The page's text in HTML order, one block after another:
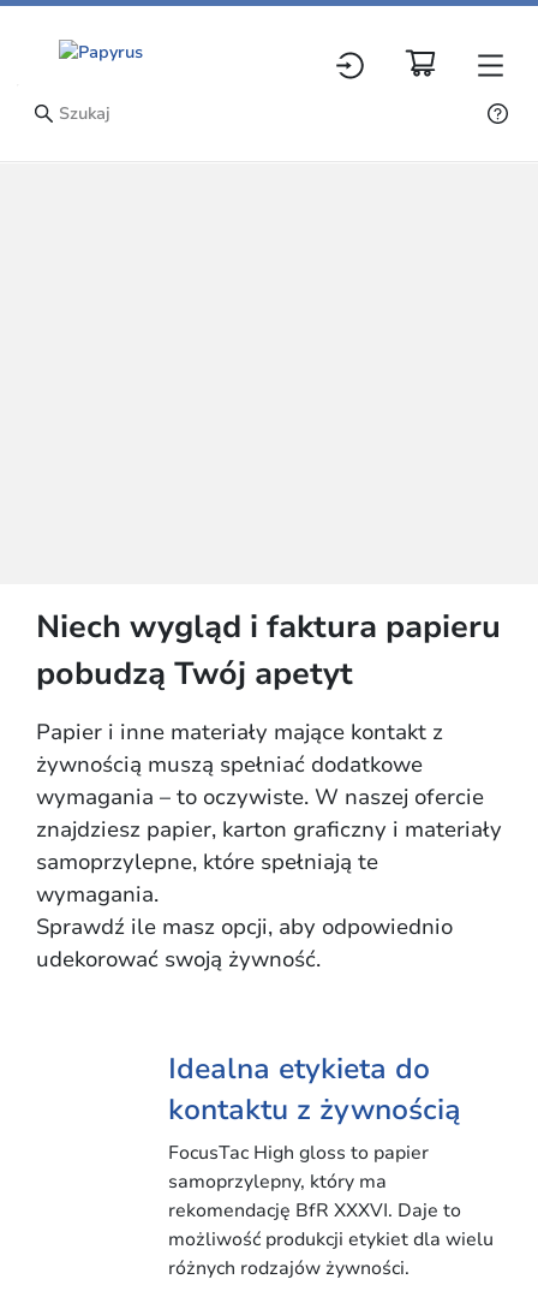
Niech wygląd i faktura papieru
pobudzą Twój apetyt
Papier i inne materiały mające kontakt z
żywnością muszą spełniać dodatkowe
wymagania – to oczywiste. W naszej ofercie
znajdziesz papier, karton graficzny i materiały
samoprzylepne, które spełniają te
wymagania.
Sprawdź ile masz opcji, aby odpowiednio
udekorować swoją żywność.
Idealna etykieta do
kontaktu z żywnością
FocusTac High gloss to papier
samoprzylepny, który ma
rekomendację BfR XXXVI. Daje to
możliwość produkcji etykiet dla wielu
różnych rodzajów żywności.